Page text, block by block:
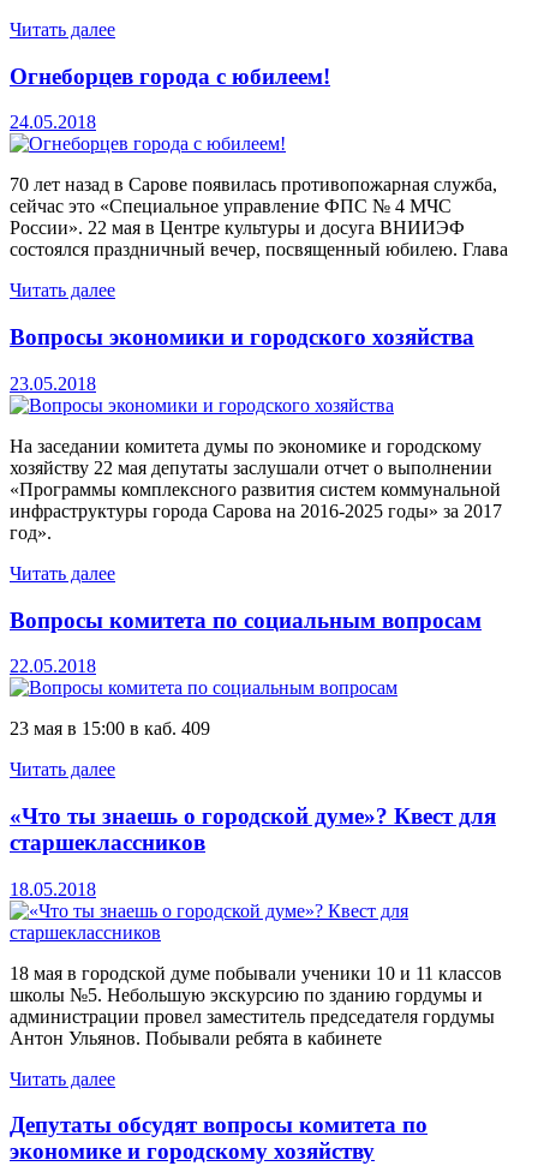
Читать далее
Огнеборцев города с юбилеем!
24.05.2018
70 лет назад в Сарове появилась противопожарная служба,
сейчас это «Специальное управление ФПС № 4 МЧС
России». 22 мая в Центре культуры и досуга ВНИИЭФ
состоялся праздничный вечер, посвященный юбилею. Глава
Читать далее
Вопросы экономики и городского хозяйства
23.05.2018
На заседании комитета думы по экономике и городскому
хозяйству 22 мая депутаты заслушали отчет о выполнении
«Программы комплексного развития систем коммунальной
инфраструктуры города Сарова на 2016-2025 годы» за 2017
год».
Читать далее
Вопросы комитета по социальным вопросам
22.05.2018
23 мая в 15:00 в каб. 409
Читать далее
«Что ты знаешь о городской думе»? Квест для
старшеклассников
18.05.2018
18 мая в городской думе побывали ученики 10 и 11 классов
школы №5. Небольшую экскурсию по зданию гордумы и
администрации провел заместитель председателя гордумы
Антон Ульянов. Побывали ребята в кабинете
Читать далее
Депутаты обсудят вопросы комитета по
экономике и городскому хозяйству